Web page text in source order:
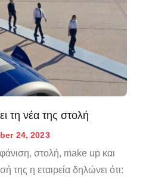
τη νέα της στολή
24, 2023
στολή, make up και
της η εταιρεία δηλώνει ότι: